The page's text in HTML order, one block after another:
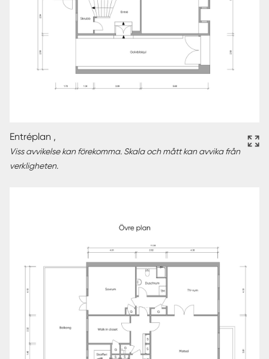
Entréplan ,
Viss avvikelse kan förekomma. Skala och mått kan avvika från
verkligheten.